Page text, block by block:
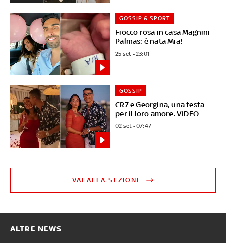
Fiocco rosa in casa Magnini-
Palmas: è nata Mia!
GOSSIP & SPORT
25 set - 23:01
CR7 e Georgina, una festa
per il loro amore. VIDEO
GOSSIP
02 set - 07:47
VAI ALLA SEZIONE
ALTRE NEWS